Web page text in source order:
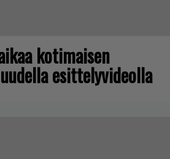
kotimaisen
esittelyvideolla